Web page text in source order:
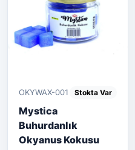
OKYWAX-001 Stokta Var
Mystica
Buhurdanlık
Okyanus Kokusu